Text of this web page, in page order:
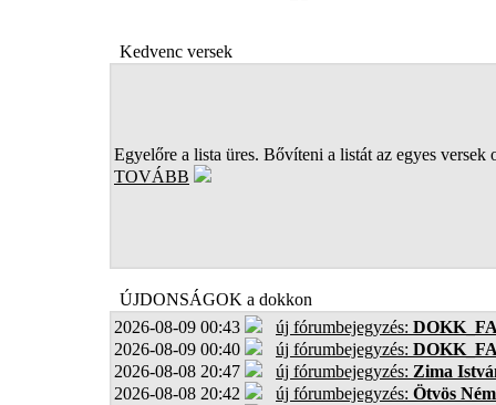
Kedvenc versek
Egyelőre a lista üres. Bővíteni a listát az egyes versek
TOVÁBB
ÚJDONSÁGOK a dokkon
2026-08-09 00:43
új fórumbejegyzés:
2026-08-09 00:40
új fórumbejegyzés:
2026-08-08 20:47
új fórumbejegyzés: Zima
2026-08-08 20:42
új fórumbejegyzés: Ötvös